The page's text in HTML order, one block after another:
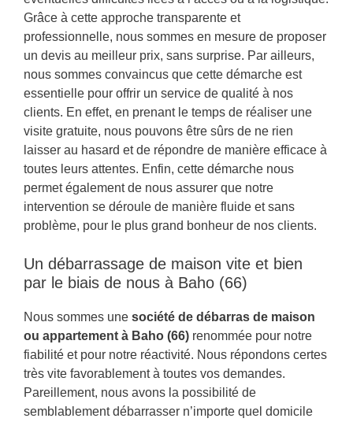
Grâce à cette approche transparente et
professionnelle, nous sommes en mesure de proposer
un devis au meilleur prix, sans surprise. Par ailleurs,
nous sommes convaincus que cette démarche est
essentielle pour offrir un service de qualité à nos
clients. En effet, en prenant le temps de réaliser une
visite gratuite, nous pouvons être sûrs de ne rien
laisser au hasard et de répondre de manière efficace à
toutes leurs attentes. Enfin, cette démarche nous
permet également de nous assurer que notre
intervention se déroule de manière fluide et sans
problème, pour le plus grand bonheur de nos clients.
Un débarrassage de maison vite et bien
par le biais de nous à Baho (66)
Nous sommes une société de débarras de maison
ou appartement à Baho (66) renommée pour notre
fiabilité et pour notre réactivité. Nous répondons certes
très vite favorablement à toutes vos demandes.
Pareillement, nous avons la possibilité de
semblablement débarrasser n’importe quel domicile